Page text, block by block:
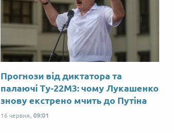
Прогнози від диктатора та
палаючі Ту-22М3: чому Лукашенко
знову екстрено мчить до Путіна
16 червня, 09:01